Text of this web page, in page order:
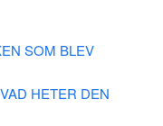
SOM BLEV
HETER DEN